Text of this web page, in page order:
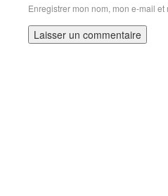
Enregistrer mon nom, mon e-mail